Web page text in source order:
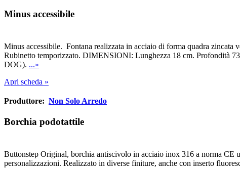
Minus accessibile
Minus accessibile. Fontana realizzata in acciaio di forma quadra zincata
Rubinetto temporizzato. DIMENSIONI: Lunghezza 18 cm. Profondità
DOG). ...»
Apri scheda »
Produttore: Non Solo Arredo
Borchia podotattile
Buttonstep Original, borchia antiscivolo in acciaio inox 316 a norma CE
personalizzazioni. Realizzato in diverse finiture, anche con inserto